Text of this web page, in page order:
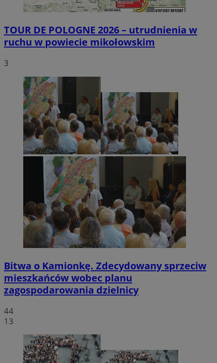
TOUR DE POLOGNE 2026 – utrudnienia w
ruchu w powiecie mikołowskim
3
Bitwa o Kamionkę. Zdecydowany sprzeciw
mieszkańców wobec planu
zagospodarowania dzielnicy
44
13